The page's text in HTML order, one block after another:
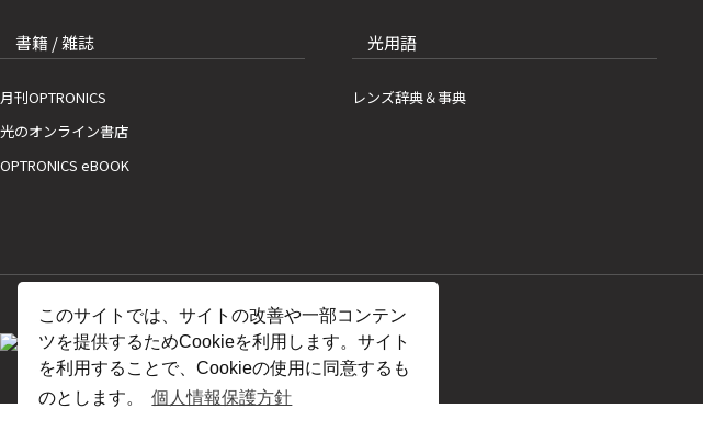
このサイトでは、サイトの改善や一部コンテン
ツを提供するためCookieを利用します。サイト
を利用することで、Cookieの使用に同意するも
のとします。
個人情報保護方針
書籍 / 雑誌
月刊OPTRONICS
光のオンライン書店
OPTRONICS eBOOK
光用語
レンズ辞典＆事典